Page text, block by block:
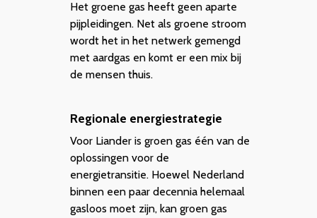
Het groene gas heeft geen aparte
pijpleidingen. Net als groene stroom
wordt het in het netwerk gemengd
met aardgas en komt er een mix bij
de mensen thuis.
Regionale energiestrategie
Voor Liander is groen gas één van de
oplossingen voor de
energietransitie. Hoewel Nederland
binnen een paar decennia helemaal
gasloos moet zijn, kan groen gas